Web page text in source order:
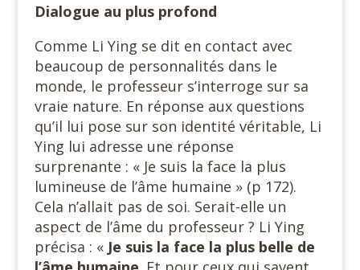
Dialogue au plus profond
Comme Li Ying se dit en contact avec
beaucoup de personnalités dans le
monde, le professeur s’interroge sur sa
vraie nature. En réponse aux questions
qu’il lui pose sur son identité véritable, Li
Ying lui adresse une réponse
surprenante : « Je suis la face la plus
lumineuse de l’âme humaine » (p 172).
Cela n’allait pas de soi. Serait-elle un
aspect de l’âme du professeur ? Li Ying
précisa : « Je suis la face la plus belle de